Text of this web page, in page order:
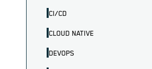
CI/CD
CLOUD NATIVE
DEVOPS